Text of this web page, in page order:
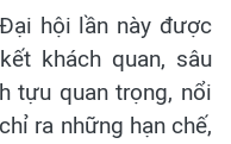
hội lần này được
khách quan, sâu
tựu quan trọng, nổi
ra những hạn chế,